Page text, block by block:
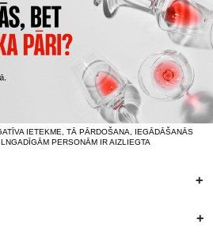
IETEKME, TĀ PĀRDOŠANA, IEGĀDĀŠANĀS
PERSONĀM IR AIZLIEGTA